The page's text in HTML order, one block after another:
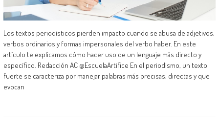
Los textos periodísticos pierden impacto cuando se abusa de adjetivos,
verbos ordinarios y formas impersonales del verbo haber. En este
artículo te explicamos cómo hacer uso de un lenguaje más directo y
específico. Redacción AC @EscuelaArtifice En el periodismo, un texto
fuerte se caracteriza por manejar palabras más precisas, directas y que
evocan